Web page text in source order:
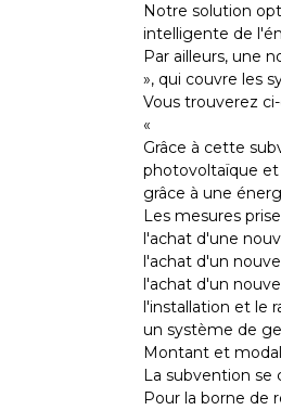
Notre solution
intelligente de
Par ailleurs, une
», qui couvre les
Vous trouverez
«
Grâce à cette
photovoltaïque
grâce à une
Les mesures
l'achat d'une
l'achat d'un
l'achat d'un
l'installation et le
un système de
Montant et
La subvention se
Pour la borne de